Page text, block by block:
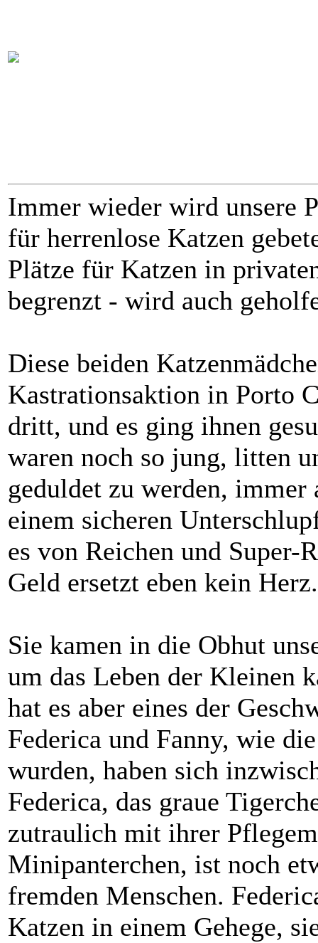
Immer wieder wird unsere
für herrenlose Katzen
Plätze für Katzen in
begrenzt - wird auch
Diese beiden
Kastrationsaktion in Porto
dritt, und es ging ihnen
waren noch so jung, litten
geduldet zu werden, immer
einem sicheren
es von Reichen und
Geld ersetzt eben kein
Sie kamen in die Obhut
um das Leben der Kleinen
hat es aber eines der
Federica und Fanny, wie
wurden, haben sich
Federica, das graue
zutraulich mit ihrer
Minipanterchen, ist noch
fremden Menschen.
Katzen in einem Gehege,